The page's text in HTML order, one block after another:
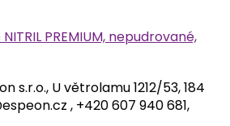
PREMIUM, nepudrované,
s.r.o., U větrolamu 1212/53, 184
, +420 607 940 681,